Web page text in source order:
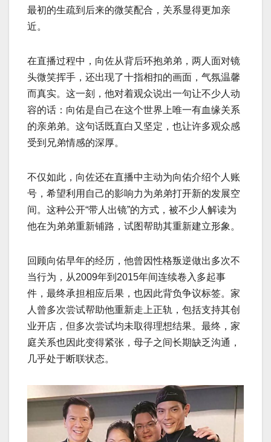
最初的生疏到后来的微笑配合，关系显得更加亲
近。
在直播过程中，向佐从背后环抱弟弟，两人面对镜
头微笑挥手，还出现了十指相扣的画面，气氛温馨
而真实。这一刻，他对着观众说出一句让不少人动
容的话：向佑是自己在这个世界上唯一有血缘关系
的亲弟弟。这句话既直白又坚定，也让许多观众感
受到兄弟情感的深厚。
不仅如此，向佐还在直播中主动为向佑介绍个人账
号，希望利用自己的影响力为弟弟打开新的发展空
间。这种公开“带人出镜”的方式，被不少人解读为
他在为弟弟重新铺路，试图帮助其重新建立形象。
回顾向佑早年的经历，他曾因性格叛逆做出多次不
当行为，从2009年到2015年间连续卷入多起事
件，最终承担相应后果，也因此背负争议标签。家
人曾多次尝试帮助他重新走上正轨，包括支持其创
业开店，但多次尝试均未取得理想结果。最终，家
庭关系也因此变得紧张，母子之间长期缺乏沟通，
几乎处于断联状态。